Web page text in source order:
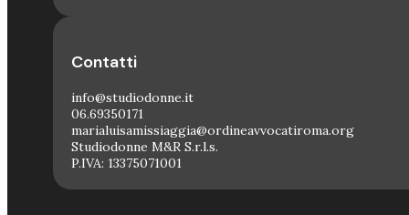
Contatti
info@studiodonne.it
06.69350171
marialuisamissiaggia@ordineavvocatiroma.org
Studiodonne M&R S.r.l.s.
P.IVA: 13375071001